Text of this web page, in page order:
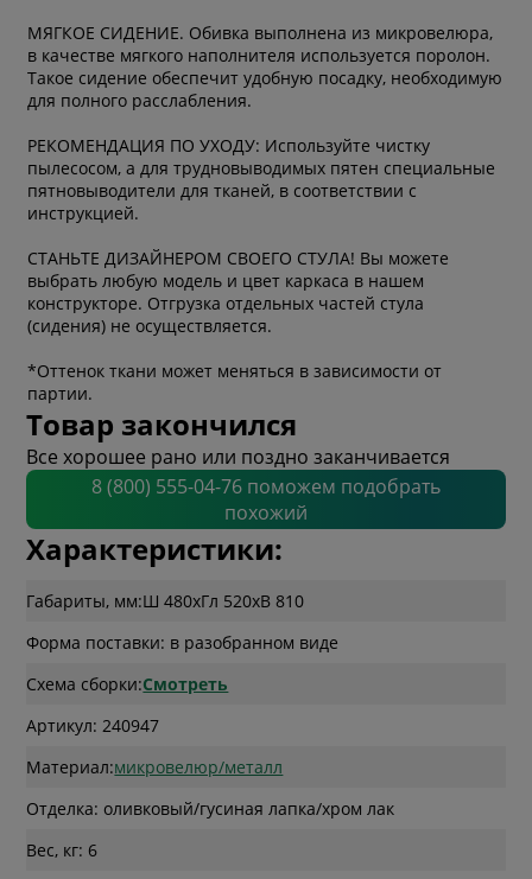
МЯГКОЕ СИДЕНИЕ. Обивка выполнена из микровелюра,
в качестве мягкого наполнителя используется поролон.
Такое сидение обеспечит удобную посадку, необходимую
для полного расслабления.
РЕКОМЕНДАЦИЯ ПО УХОДУ: Используйте чистку
пылесосом, а для трудновыводимых пятен специальные
пятновыводители для тканей, в соответствии с
инструкцией.
СТАНЬТЕ ДИЗАЙНЕРОМ СВОЕГО СТУЛА! Вы можете
выбрать любую модель и цвет каркаса в нашем
конструкторе. Отгрузка отдельных частей стула
(сидения) не осуществляется.
*Оттенок ткани может меняться в зависимости от
партии.
Товар закончился
Все хорошее рано или поздно заканчивается
8 (800) 555-04-76 поможем подобрать
похожий
Характеристики:
Габариты, мм:Ш 480xГл 520xВ 810
Форма поставки: в разобранном виде
Схема сборки:Смотреть
Артикул: 240947
Материал:микровелюр/металл
Отделка: оливковый/гусиная лапка/хром лак
Вес, кг: 6